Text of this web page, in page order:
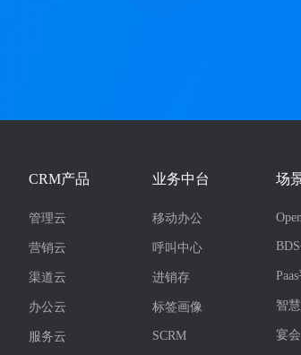
CRM产品
管理云
营销云
渠道云
办公云
服务云
业务中台
移动办公
呼叫中心
进销存
标签画像
SCRM
场
智
宴